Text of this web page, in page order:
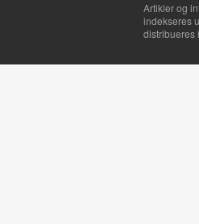
Artikler og
indekseres
distribueres